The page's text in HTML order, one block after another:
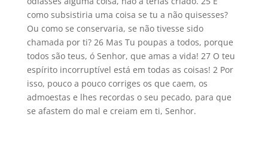
como subsistiria uma coisa se tu a não quisesses?
Ou como se conservaria, se não tivesse sido
chamada por ti? 26 Mas Tu poupas a todos, porque
todos são teus, ó Senhor, que amas a vida! 27 O teu
espírito incorruptível está em todas as coisas! 2 Por
isso, pouco a pouco corriges os que caem, os
admoestas e lhes recordas o seu pecado, para que
se afastem do mal e creiam em ti, Senhor.